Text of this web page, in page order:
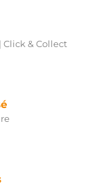
& Collect